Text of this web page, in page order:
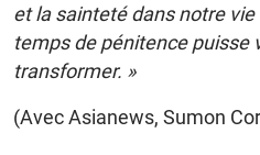
et la sainteté dans notre
temps de pénitence puisse
transformer. »
(Avec Asianews, Sumon